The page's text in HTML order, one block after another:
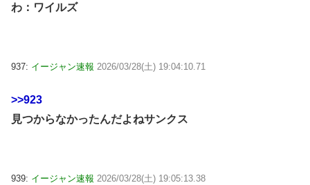
わ：ワイルズ
937: イージャン速報 2026/03/28(土) 19:04:10.71
>>923
見つからなかったんだよねサンクス
939: イージャン速報 2026/03/28(土) 19:05:13.38